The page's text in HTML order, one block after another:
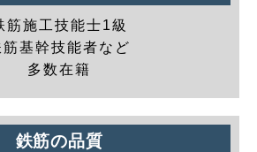
筋施工技能士1級
筋基幹技能者など
多数在籍
鉄筋の品質